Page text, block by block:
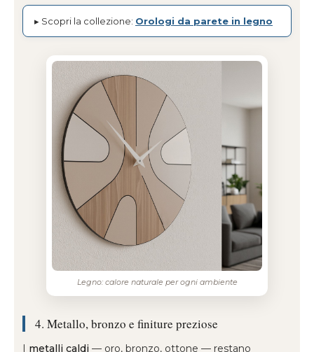
▸ Scopri la collezione: Orologi da parete in legno
Legno: calore naturale per ogni ambiente
4. Metallo, bronzo e finiture preziose
I metalli caldi — oro, bronzo, ottone — restano